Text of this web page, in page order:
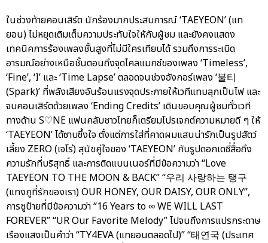
ในช่วงท้ายคอนเสิร์ต นักร้องมากประสบการณ์ ‘TAEYEON’ (แท
ยอน) ไม่หยุดเติมเต็มความประทับใจให้กับผู้ชม และยังคงแสดง
เทคนิคการร้องเพลงชั้นสูงที่ไม่มีใครเทียบได้ รวมถึงการระเบิด
อารมณ์อย่างเหนือชั้นตอนถึงจุดไคลแมกซ์ของเพลง ‘Timeless’,
‘Fine’, ‘I’ และ ‘Time Lapse’ ตลอดจนช่วงอังกอร์เพลง ‘불티
(Spark)’ ที่พลังเสียงอันร้อนแรงจุดประกายให้เวทีแทบลุกเป็นไฟ และ
จบคอนเสิร์ตด้วยเพลง ‘Ending Credits’ เดินขอบคุณผู้ชมทั่วเวที
ทางด้าน S♡NE แฟนคลับชาวไทยก็เตรียมโปรเจกต์ความหมายดี ๆ ให้
‘TAEYEON’ ได้ซาบซึ้งใจ ตั้งแต่การใส่ที่คาดผมแสนน่ารักเป็นรูปสัตว์
เลี้ยง ZERO (เจโร่) สุนัขคู่ใจของ ‘TAEYEON’ กับรูปดอกเดซี่สื่อถึง
ความรักที่บริสุทธิ์ และการติดแบนเนอร์ที่มีข้อความว่า “Love
TAEYEON TO THE MOON & BACK” “우리 사랑하는 탱구
(แทงกูที่รักของเรา) OUR HONEY, OUR DAISY, OUR ONLY”,
การชูป้ายที่มีข้อความว่า “16 Years to ∞ WE WILL LAST
FOREVER” “UR Our Favorite Melody” ไปจนถึงการแปรกระดาษ
เรืองแสงเป็นคำว่า “TY4EVA (แทยอนตลอดไป)” “태연국 (ประเทศ